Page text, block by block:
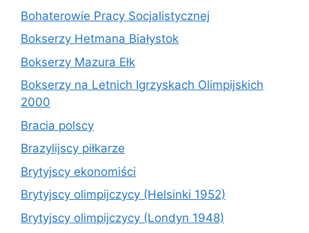
Bohaterowie Pracy Socjalistycznej
Bokserzy Hetmana Białystok
Bokserzy Mazura Ełk
Bokserzy na Letnich Igrzyskach Olimpijskich
2000
Bracia polscy
Brazylijscy piłkarze
Brytyjscy ekonomiści
Brytyjscy olimpijczycy (Helsinki 1952)
Brytyjscy olimpijczycy (Londyn 1948)